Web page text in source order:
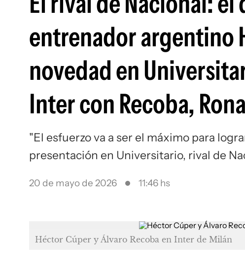
entrenador argentino
novedad en
Inter con Recoba,
"El esfuerzo va a ser el máximo para
presentación en Universitario, rival de
20 de mayo de 2026 11:46 hs
Héctor Cúper y Álvaro Recoba en Inter de Milán